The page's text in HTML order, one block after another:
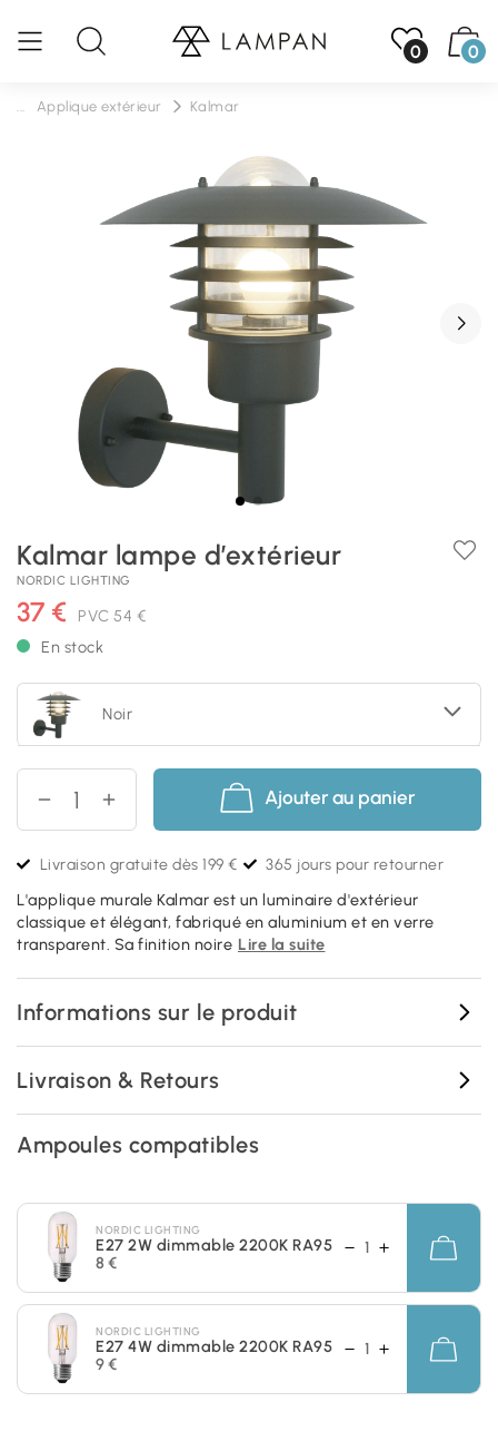
0 0
Applique extérieur Kalmar
Kalmar lampe d’extérieur
NORDIC LIGHTING
37 € PVC 54 €
En stock
Noir
Ajouter au panier
Livraison gratuite dès 199 € 365 jours pour retourner
L'applique murale Kalmar est un luminaire d'extérieur
classique et élégant, fabriqué en aluminium et en verre
transparent. Sa finition noire Lire la suite
Informations sur le produit
Livraison & Retours
Ampoules compatibles
NORDIC LIGHTING
E27 2W dimmable 2200K RA95
8 €
NORDIC LIGHTING
E27 4W dimmable 2200K RA95
9 €